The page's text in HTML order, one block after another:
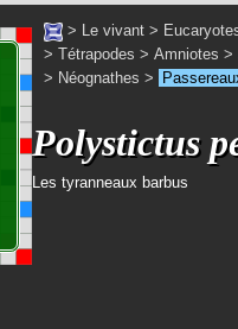
> Le vivant >
> Tétrapodes > Amniotes >
> Néognathes >
Polystictus
Les tyranneaux barbus